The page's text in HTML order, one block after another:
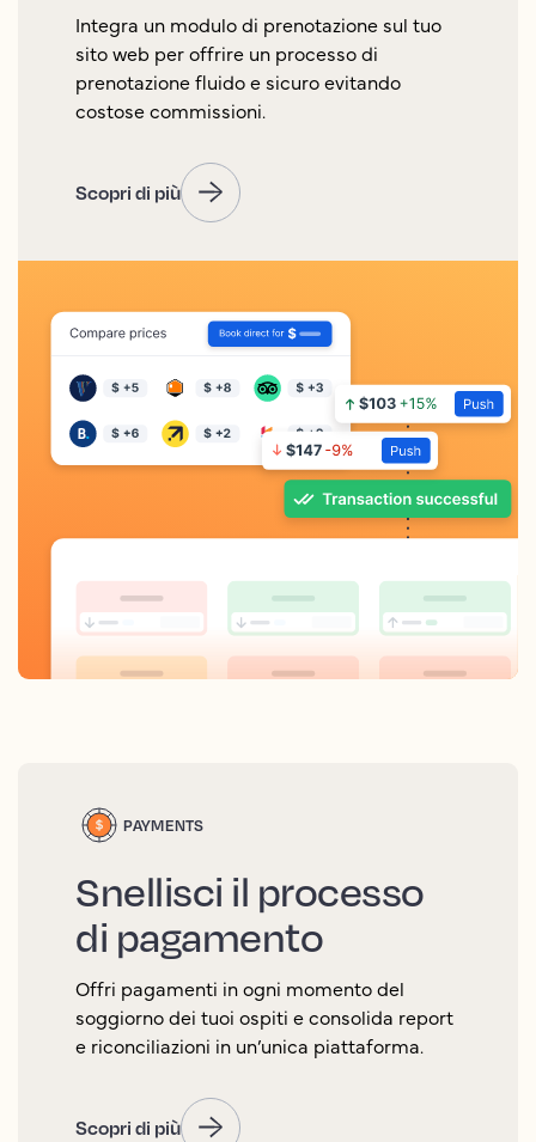
Integra un modulo di prenotazione sul tuo
sito web per offrire un processo di
prenotazione fluido e sicuro evitando
costose commissioni.
Scopri di più
PAYMENTS
Snellisci il processo
di pagamento
Offri pagamenti in ogni momento del
soggiorno dei tuoi ospiti e consolida report
e riconciliazioni in un’unica piattaforma.
Scopri di più